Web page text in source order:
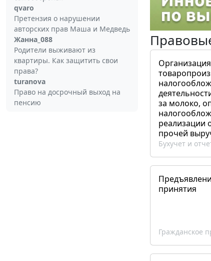
qvaro
Претензия о нарушении
авторских прав Маша и Медведь
Жанна_088
Родители выживают из
квартиры. Как защитить свои
права?
turanova
Право на досрочный выход на
пенсию
за молоко,
реализации
прочей
Бухучет и
принятия
Гражданское